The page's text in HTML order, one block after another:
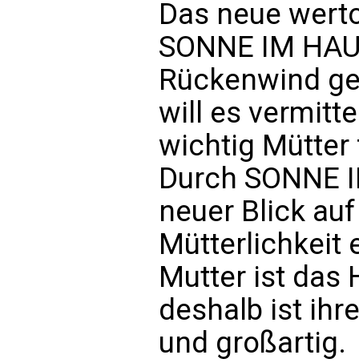
Das neue
SONNE IM
Rückenwind
will es
wichtig Mütter
Durch SONNE
neuer Blick
Mütterlichkeit
Mutter ist das
deshalb ist
und großartig.